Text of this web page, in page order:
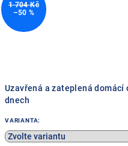
Uzavřená a zateplená
dnech
VARIANTA:
1 704 Kč
–50 %